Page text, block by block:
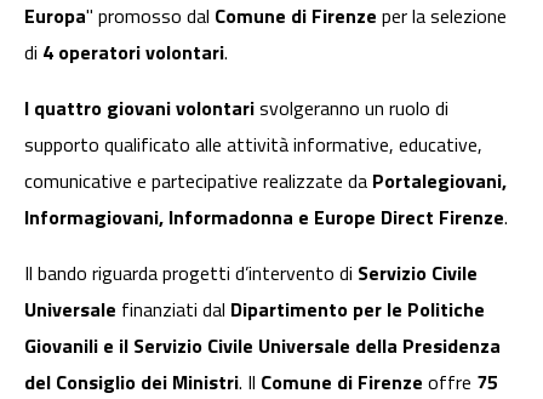
Europa" promosso dal Comune di Firenze per la selezione
di 4 operatori volontari.
I quattro giovani volontarisvolgeranno un ruolo di
supporto qualificato alle attività informative, educative,
comunicative e partecipative realizzate da Portalegiovani,
Informagiovani, Informadonna e Europe Direct Firenze.
Il bando riguarda progetti d’intervento di Servizio Civile
Universale finanziati dal Dipartimento per le Politiche
Giovanili e il Servizio Civile Universale della Presidenza
del Consiglio dei Ministri. Il Comune di Firenze offre 75